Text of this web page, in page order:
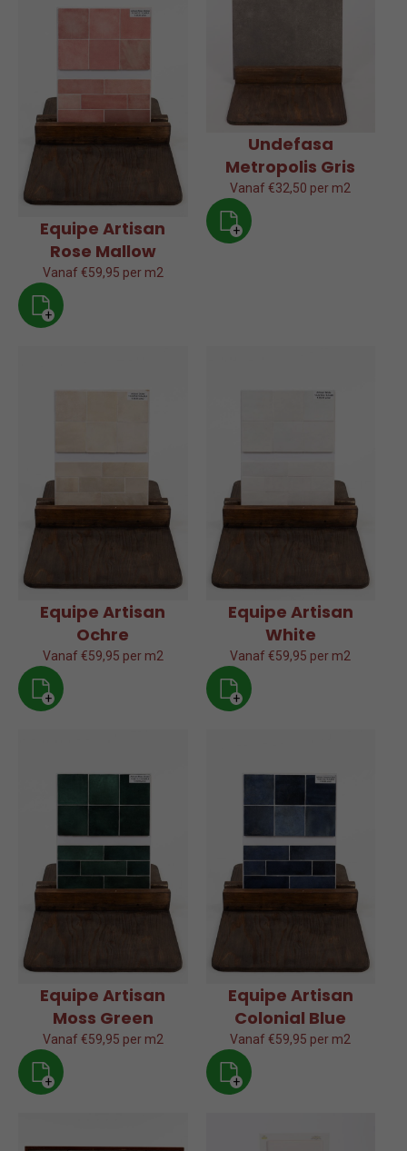
Equipe Artisan
Rose Mallow
Vanaf €59,95 per m2
+
Undefasa
Metropolis Gris
Vanaf €32,50 per m2
+
Equipe Artisan
Ochre
Vanaf €59,95 per m2
+
Equipe Artisan
White
Vanaf €59,95 per m2
+
Equipe Artisan
Moss Green
Vanaf €59,95 per m2
+
Equipe Artisan
Colonial Blue
Vanaf €59,95 per m2
+